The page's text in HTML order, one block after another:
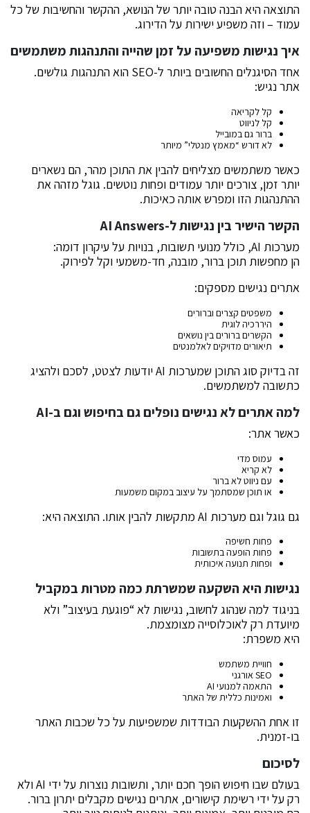
התוצאה היא הבנה טובה יותר של הנושא, ההקשר והחשיבות של כל
עמוד – וזה משפיע ישירות על הדירוג.
איך נגישות משפיעה על זמן שהייה והתנהגות משתמשים
אחד הסיגנלים החשובים ביותר ל-SEO הוא התנהגות גולשים.
אתר נגיש:
קל לקריאה
קל לניווט
ברור גם במובייל
לא דורש “מאמץ מנטלי” מיותר
כאשר משתמשים מצליחים להבין את התוכן מהר, הם נשארים
יותר זמן, צורכים יותר עמודים ופחות נוטשים. גוגל מזהה את
ההתנהגות הזו ומפרש אותה כאיכות.
הקשר הישיר בין נגישות ל-AI Answers
מערכות AI, כולל מנועי תשובות, בנויות על עיקרון דומה:
הן מחפשות תוכן ברור, מובנה, חד-משמעי וקל לפירוק.
אתרים נגישים מספקים:
משפטים קצרים וברורים
היררכיה לוגית
הקשרים ברורים בין נושאים
תיאורים מדויקים לאלמנטים
זה בדיוק סוג התוכן שמערכות AI יודעות לצטט, לסכם ולהציג
כתשובה למשתמשים.
למה אתרים לא נגישים נופלים גם בחיפוש וגם ב-AI
כאשר אתר:
עמוס מדי
לא קריא
עם ניווט לא ברור
או תוכן שמסתמך על עיצוב במקום משמעות
גם גוגל וגם מערכות AI מתקשות להבין אותו. התוצאה היא:
פחות חשיפה
פחות הופעה בתשובות
ופחות תנועה איכותית
נגישות היא השקעה שמשרתת כמה מטרות במקביל
בניגוד למה שנהוג לחשוב, נגישות לא “פוגעת בעיצוב” ולא
מיועדת רק לאוכלוסייה מצומצמת.
היא משפרת:
חוויית משתמש
SEO אורגני
התאמה למנועי AI
ואמינות כללית של האתר
זו אחת ההשקעות הבודדות שמשפיעות על כל שכבות האתר
בו-זמנית.
לסיכום
בעולם שבו חיפוש הופך חכם יותר, ותשובות נוצרות על ידי AI ולא
רק על ידי רשימת קישורים, אתרים נגישים מקבלים יתרון ברור.